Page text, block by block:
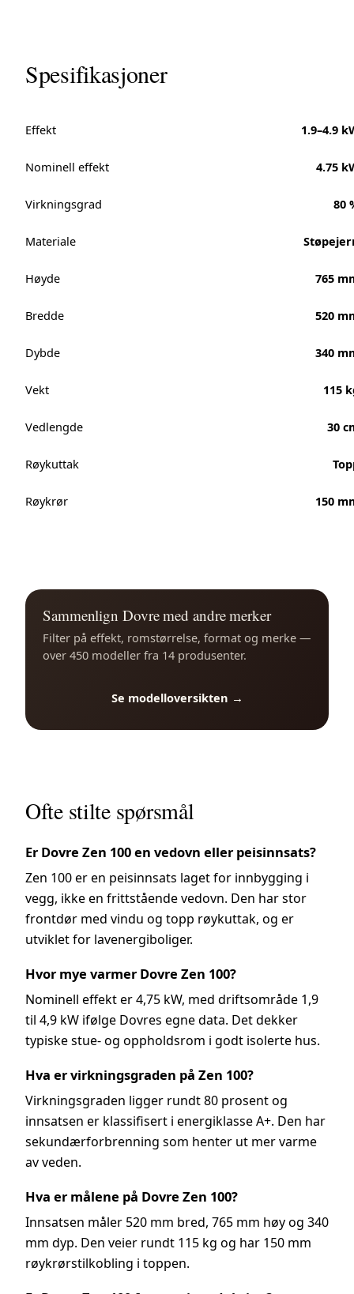
Spesifikasjoner
Effekt 1.9–4.9
Nominell effekt 4.75
Virkningsgrad 80
Materiale
Høyde 765
Bredde 520
Dybde 340
Vekt 115
Vedlengde 30
Røykuttak
Røykrør 150
Sammenlign Dovre med andre merker
Filter på effekt, romstørrelse, format og merke —
over 450 modeller fra 14 produsenter.
Se modelloversikten →
Ofte stilte spørsmål
Er Dovre Zen 100 en vedovn eller peisinnsats?
Zen 100 er en peisinnsats laget for innbygging i
vegg, ikke en frittstående vedovn. Den har stor
frontdør med vindu og topp røykuttak, og er
utviklet for lavenergiboliger.
Hvor mye varmer Dovre Zen 100?
Nominell effekt er 4,75 kW, med driftsområde 1,9
til 4,9 kW ifølge Dovres egne data. Det dekker
typiske stue- og oppholdsrom i godt isolerte hus.
Hva er virkningsgraden på Zen 100?
Virkningsgraden ligger rundt 80 prosent og
innsatsen er klassifisert i energiklasse A+. Den har
sekundærforbrenning som henter ut mer varme
av veden.
Hva er målene på Dovre Zen 100?
Innsatsen måler 520 mm bred, 765 mm høy og 340
mm dyp. Den veier rundt 115 kg og har 150 mm
røykrørstilkobling i toppen.